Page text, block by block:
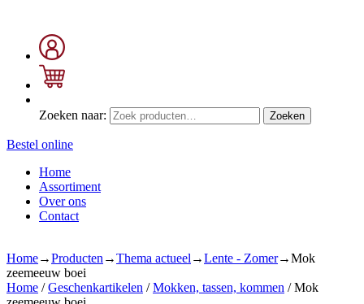
Zoeken naar: Zoeken
Bestel online
Home
Assortiment
Over ons
Contact
Home→Producten →Thema actueel →Lente - Zomer→Mok
zeemeeuw boei
Home /Geschenkartikelen /Mokken, tassen, kommen / Mok